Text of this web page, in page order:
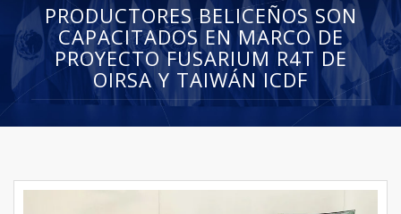
PRODUCTORES BELICEÑOS SON
CAPACITADOS EN MARCO DE
PROYECTO FUSARIUM R4T DE
OIRSA Y TAIWÁN ICDF